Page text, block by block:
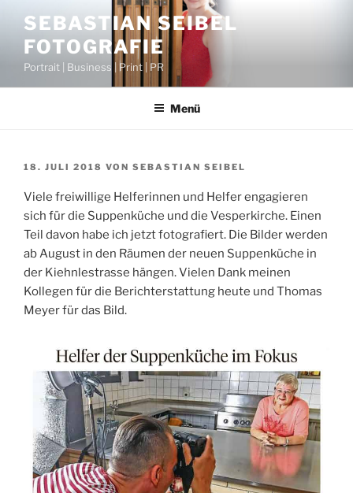
Inhalt
springen
SEBASTIAN SEIBEL
FOTOGRAFIE
Portrait | Business | Print | PR
Menü
VERÖFFENTLICHT
18. JULI 2018 VON SEBASTIAN SEIBEL
Viele freiwillige Helferinnen und Helfer engagieren
sich für die Suppenküche und die Vesperkirche. Einen
Teil davon habe ich jetzt fotografiert. Die Bilder werden
ab August in den Räumen der neuen Suppenküche in
der Kiehnlestrasse hängen. Vielen Dank meinen
Kollegen für die Berichterstattung heute und Thomas
Meyer für das Bild.